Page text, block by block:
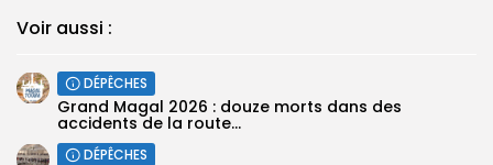
Voir aussi :
DÉPÊCHES
Grand Magal 2026 : douze morts dans des
accidents de la route...
DÉPÊCHES